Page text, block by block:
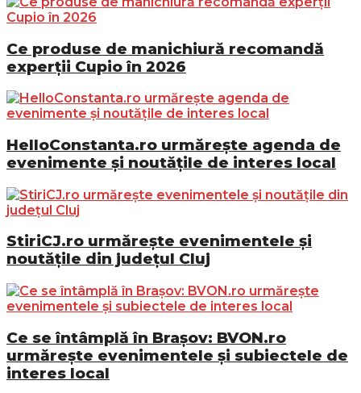
Ce produse de manichiură recomandă
experții Cupio în 2026
HelloConstanta.ro urmărește agenda de
evenimente și noutățile de interes local
StiriCJ.ro urmărește evenimentele și
noutățile din județul Cluj
Ce se întâmplă în Brașov: BVON.ro
urmărește evenimentele și subiectele de
interes local